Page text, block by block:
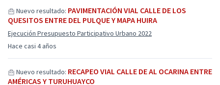
Hace casi 4 años
Nuevo resultado: PAVIMENTACIÓN VIAL CALLE DE LOS
QUESITOS ENTRE DEL PULQUE Y MAPA HUIRA
Ejecución Presupuesto Participativo Urbano 2022
Nuevo resultado: RECAPEO VIAL CALLE DE AL OCARINA ENTRE
AMÉRICAS Y TURUHUAYCO